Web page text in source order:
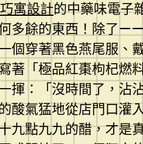
巧寓設計的中藥味電子
多餘的東西！除了
個穿著黑色燕尾服
著「極品紅棗枸杞
揮：「沒時間了，
酸氣猛地從店門口灌
九點九九的醋，才是